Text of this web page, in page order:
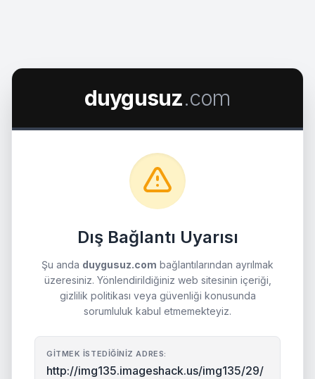
duygusuz.com
Dış Bağlantı Uyarısı
Şu anda duygusuz.com bağlantılarından ayrılmak
üzeresiniz. Yönlendirildiğiniz web sitesinin içeriği,
gizlilik politikası veya güvenliği konusunda
sorumluluk kabul etmemekteyiz.
GITMEK İSTEDIĞINIZ ADRES:
http://img135.imageshack.us/img135/29/